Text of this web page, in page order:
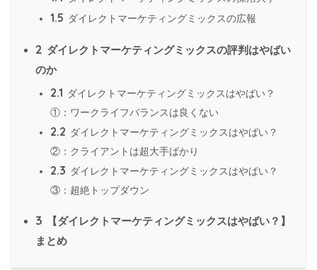
1.5 ダイレクトマーケティングミックスの広報
2 ダイレクトマーケティングミックスの評判はやばい
のか
2.1 ダイレクトマーケティングミックスはやばい？
①：ワークライフバランスは良くない
2.2 ダイレクトマーケティングミックスはやばい？
②：クライアントは超大手ばかり
2.3 ダイレクトマーケティングミックスはやばい？
③：超絶トップダウン
3
【ダイレクトマーケティングミックスはやばい？】
まとめ